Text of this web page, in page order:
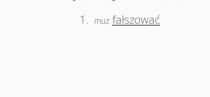
1.
muz fałszować